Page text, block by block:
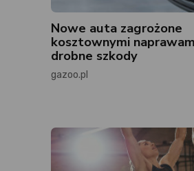
Nowe auta zagrożone
kosztownymi
drobne szkody
gazoo.pl